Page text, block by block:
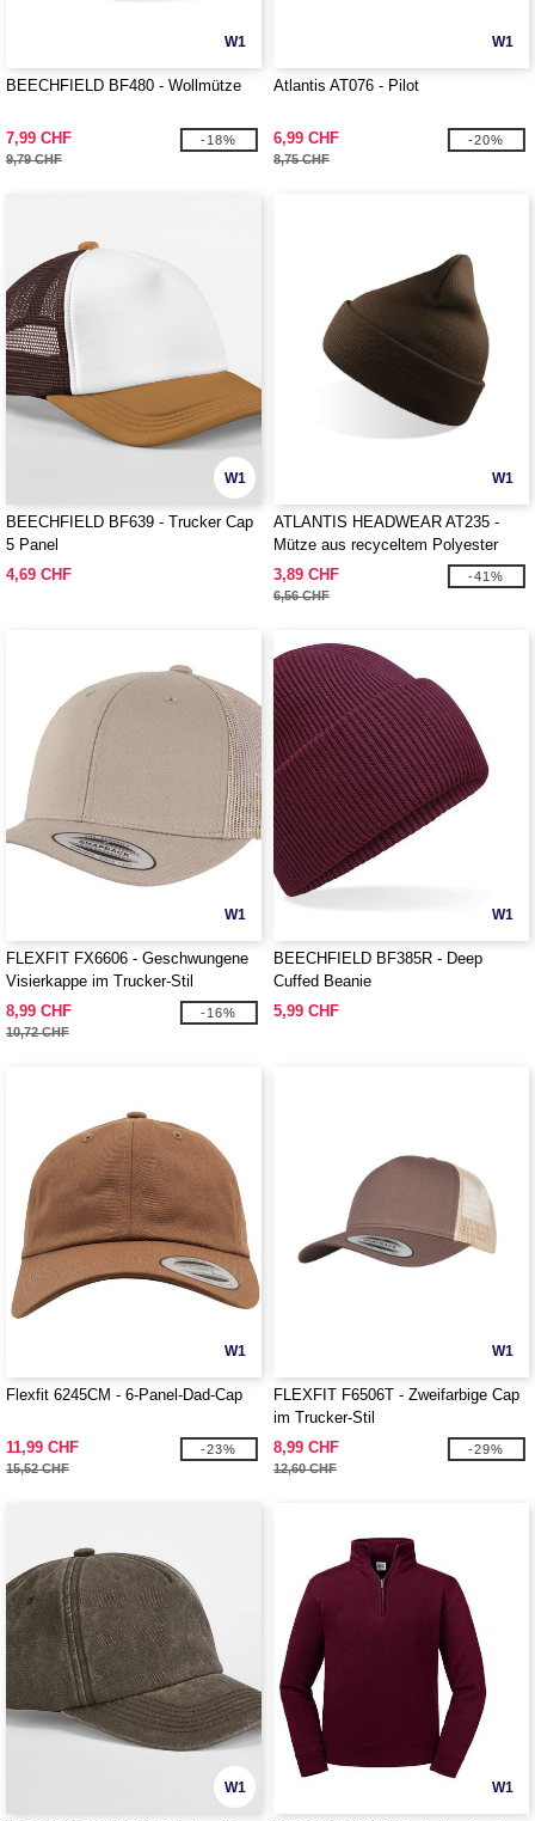
W1
BEECHFIELD BF480 - Wollmütze
7,99 CHF
9,79 CHF
-18%
W1
Atlantis AT076 - Pilot
6,99 CHF
8,75 CHF
-20%
W1
BEECHFIELD BF639 - Trucker Cap
5 Panel
4,69 CHF
W1
ATLANTIS HEADWEAR AT235 -
Mütze aus recyceltem Polyester
3,89 CHF
6,56 CHF
-41%
W1
FLEXFIT FX6606 - Geschwungene
Visierkappe im Trucker-Stil
8,99 CHF
10,72 CHF
-16%
W1
BEECHFIELD BF385R - Deep
Cuffed Beanie
5,99 CHF
W1
Flexfit 6245CM - 6-Panel-Dad-Cap
11,99 CHF
15,52 CHF
-23%
W1
FLEXFIT F6506T - Zweifarbige Cap
im Trucker-Stil
8,99 CHF
12,60 CHF
-29%
W1 W1